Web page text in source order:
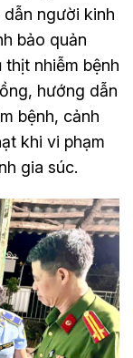
người kinh
bảo quản
nhiễm bệnh
hướng dẫn
bệnh, cảnh
khi vi phạm
gia súc.